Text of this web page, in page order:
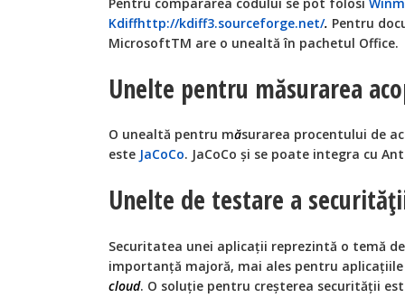
Kdiffhttp://kdiff3.sourceforge.net/. Pentru
MicrosoftTM are o unealtă în pachetul Office.
Unelte pentru măsurarea
O unealtă pentru măsurarea procentului de
este JaCoCo. JaCoCo și se poate integra cu
Unelte de testare a
Securitatea unei aplicaţii reprezintă o temă
importanţă majoră, mai ales pentru
cloud. O soluţie pentru creşterea securităţii